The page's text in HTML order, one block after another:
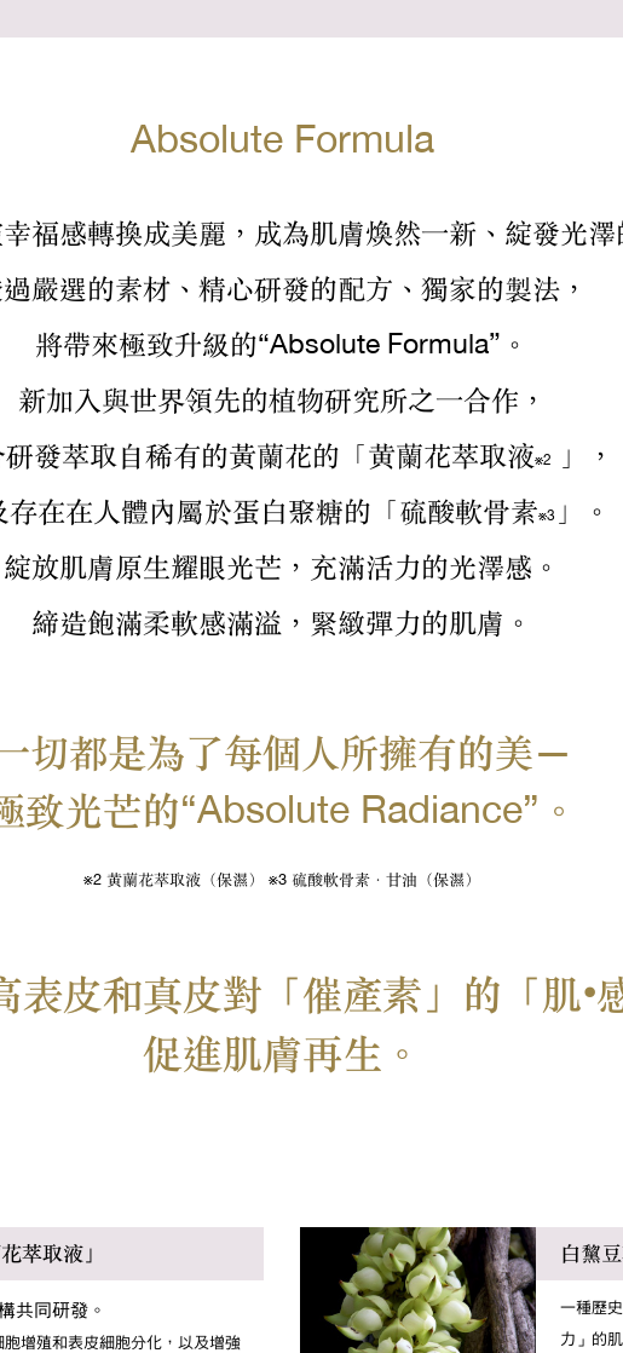
Absolute Formula
福感轉換成美麗， 成為肌膚煥然一新、綻發光澤
嚴選的素材、精心研發的配方、獨家的製法，
將帶來極致升級的“Absolute Formula”。
新加入與世界領先的植物研究所之一合作，
研發萃取自稀有的黃蘭花的「黄蘭花萃取液※2
」，
存在在人體內屬於蛋白聚糖的「硫酸軟骨素※3
」。
綻放肌膚原生耀眼光芒，充滿活力的光澤感。
締造飽滿柔軟感滿溢，緊緻彈力的肌膚。
切都是為了每個人所擁有的美—
致光芒的“Absolute Radiance” 。
※2 黄蘭花萃取液（保濕） ※3 硫酸軟骨素．甘油（保濕）
表皮和真皮對「催產素」的「肌•
促進肌膚再生。
萃取液」
共同研發。
胞增殖和表皮細胞分化，以及增強
白黧
一種歷
力」的